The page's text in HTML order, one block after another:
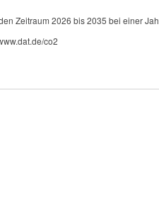
Zeitraum 2026 bis 2035 bei einer
co2